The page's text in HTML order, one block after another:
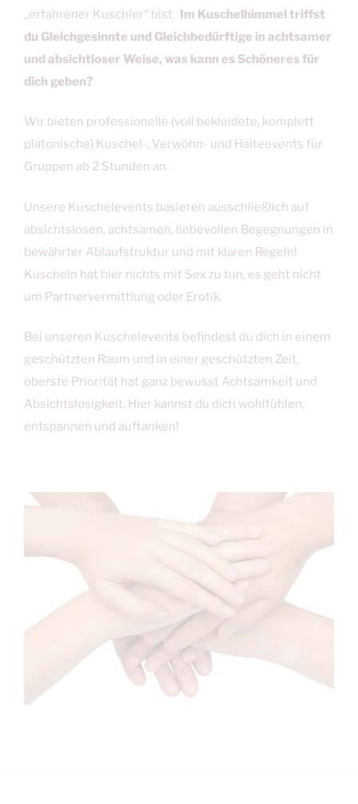
„erfahrener Kuschler“ bist. Im Kuschelhimmel triffst
du Gleichgesinnte und Gleichbedürftige in achtsamer
und absichtloser Weise, was kann es Schöneres für
dich geben?
Wir bieten professionelle (voll bekleidete, komplett
platonische) Kuschel-, Verwöhn- und Halteevents für
Gruppen ab 2 Stunden an.
Unsere Kuschelevents basieren ausschließlich auf
absichtslosen, achtsamen, liebevollen Begegnungen in
bewährter Ablaufstruktur und mit klaren Regeln!
Kuscheln hat hier nichts mit Sex zu tun, es geht nicht
um Partnervermittlung oder Erotik.
Bei unseren Kuschelevents befindest du dich in einem
geschützten Raum und in einer geschützten Zeit,
oberste Priorität hat ganz bewusst Achtsamkeit und
Absichtslosigkeit. Hier kannst du dich wohlfühlen,
entspannen und auftanken!